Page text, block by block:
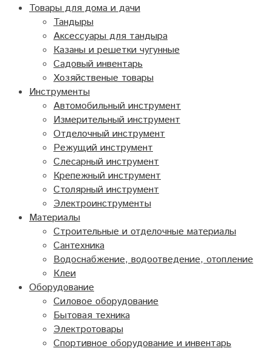
Товары для дома и дачи
Тандыры
Аксессуары для тандыра
Казаны и решетки чугунные
Садовый инвентарь
Хозяйственые товары
Инструменты
Автомобильный инструмент
Измерительный инструмент
Отделочный инструмент
Режущий инструмент
Слесарный инструмент
Крепежный инструмент
Столярный инструмент
Электроинструменты
Материалы
Строительные и отделочные материалы
Сантехника
Водоснабжение, водоотведение, отопление
Клеи
Оборудование
Силовое оборудование
Бытовая техника
Электротовары
Спортивное оборудование и инвентарь